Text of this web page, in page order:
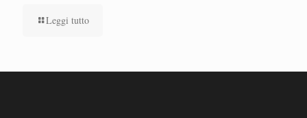
Leggi tutto